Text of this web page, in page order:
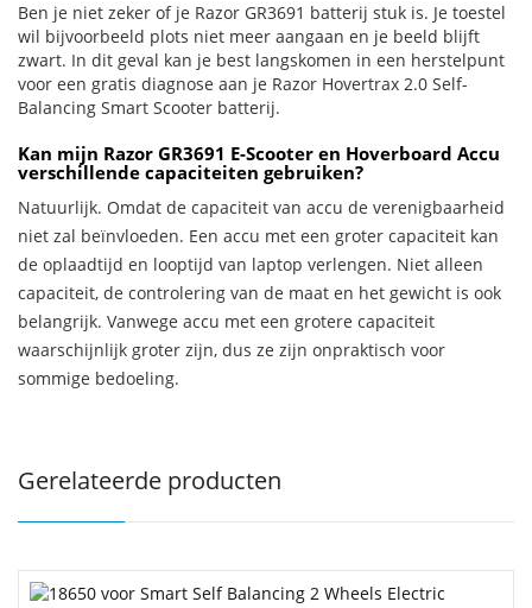
Ben je niet zeker of je Razor GR3691 batterij stuk is. Je toestel
wil bijvoorbeeld plots niet meer aangaan en je beeld blijft
zwart. In dit geval kan je best langskomen in een herstelpunt
voor een gratis diagnose aan je Razor Hovertrax 2.0 Self-
Balancing Smart Scooter batterij.
Kan mijn Razor GR3691 E-Scooter en Hoverboard Accu
verschillende capaciteiten gebruiken?
Natuurlijk. Omdat de capaciteit van accu de verenigbaarheid
niet zal beïnvloeden. Een accu met een groter capaciteit kan
de oplaadtijd en looptijd van laptop verlengen. Niet alleen
capaciteit, de controlering van de maat en het gewicht is ook
belangrijk. Vanwege accu met een grotere capaciteit
waarschijnlijk groter zijn, dus ze zijn onpraktisch voor
sommige bedoeling.
Gerelateerde producten